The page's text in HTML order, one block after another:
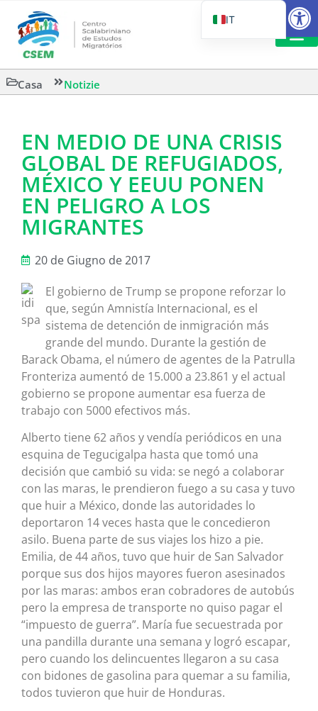
Casa Notizie
EN MEDIO DE UNA CRISIS
GLOBAL DE REFUGIADOS,
MÉXICO Y EEUU PONEN
EN PELIGRO A LOS
MIGRANTES
20 de Giugno de 2017
El gobierno de Trump se propone reforzar lo
que, según Amnistía Internacional, es el
sistema de detención de inmigración más
grande del mundo. Durante la gestión de
Barack Obama, el número de agentes de la Patrulla
Fronteriza aumentó de 15.000 a 23.861 y el actual
gobierno se propone aumentar esa fuerza de
trabajo con 5000 efectivos más.
Alberto tiene 62 años y vendía periódicos en una
esquina de Tegucigalpa hasta que tomó una
decisión que cambió su vida: se negó a colaborar
con las maras, le prendieron fuego a su casa y tuvo
que huir a México, donde las autoridades lo
deportaron 14 veces hasta que le concedieron
asilo. Buena parte de sus viajes los hizo a pie.
Emilia, de 44 años, tuvo que huir de San Salvador
porque sus dos hijos mayores fueron asesinados
por las maras: ambos eran cobradores de autobús
pero la empresa de transporte no quiso pagar el
“impuesto de guerra”. María fue secuestrada por
una pandilla durante una semana y logró escapar,
pero cuando los delincuentes llegaron a su casa
con bidones de gasolina para quemar a su familia,
todos tuvieron que huir de Honduras.
IT
EN